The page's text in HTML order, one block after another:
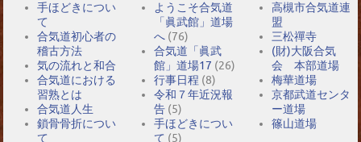
手ほどきについ
て
合気道初心者の
稽古方法
気の流れと和合
合気道における
習熟とは
合気道人生
鎖骨骨折につい
て
ようこそ合気道
「眞武館」道場
へ (76)
合気道「眞武
館」道場17 (26)
行事日程 (8)
令和７年近況報
告 (5)
手ほどきについ
て (5)
高槻市合気道連
盟
三松禪寺
(財)大阪合気
会 本部道場
梅華道場
京都武道センタ
ー道場
篠山道場